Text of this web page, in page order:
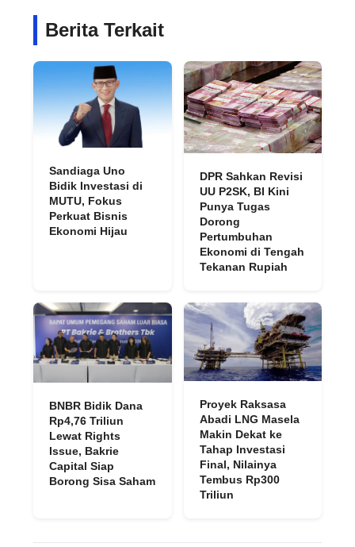
Berita Terkait
Sandiaga Uno
Bidik Investasi di
MUTU, Fokus
Perkuat Bisnis
Ekonomi Hijau
DPR Sahkan Revisi
UU P2SK, BI Kini
Punya Tugas
Dorong
Pertumbuhan
Ekonomi di Tengah
Tekanan Rupiah
BNBR Bidik Dana
Rp4,76 Triliun
Lewat Rights
Issue, Bakrie
Capital Siap
Borong Sisa Saham
Proyek Raksasa
Abadi LNG Masela
Makin Dekat ke
Tahap Investasi
Final, Nilainya
Tembus Rp300
Triliun